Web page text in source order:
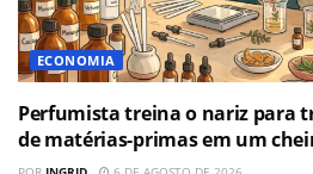
ECONOMIA
Perfumista treina o nariz para
de matérias-primas em um